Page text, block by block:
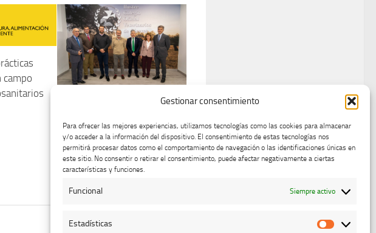
Gestionar consentimiento
Para ofrecer las mejores experiencias, utilizamos tecnologías como las cookies para almacenar
y/o acceder a la información del dispositivo. El consentimiento de estas tecnologías nos
permitirá procesar datos como el comportamiento de navegación o las identificaciones únicas en
este sitio. No consentir o retirar el consentimiento, puede afectar negativamente a ciertas
características y funciones.
Funcional Siempre activo
Estadísticas
campo
Veterinarios, Médicos y
Farmacéuticos de Cáceres
aúnan esfuerzos en las
Jornadas One Health
28 NOVIEMBRE, 2022